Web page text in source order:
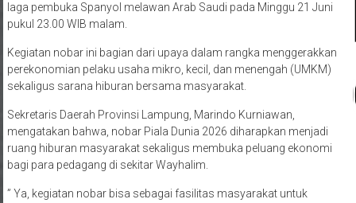
laga pembuka Spanyol melawan Arab Saudi pada Minggu 21 Juni
pukul 23.00 WIB malam.
Kegiatan nobar ini bagian dari upaya dalam rangka menggerakkan
perekonomian pelaku usaha mikro, kecil, dan menengah (UMKM)
sekaligus sarana hiburan bersama masyarakat.
Sekretaris Daerah Provinsi Lampung, Marindo Kurniawan,
mengatakan bahwa, nobar Piala Dunia 2026 diharapkan menjadi
ruang hiburan masyarakat sekaligus membuka peluang ekonomi
bagi para pedagang di sekitar Wayhalim.
” Ya, kegiatan nobar bisa sebagai fasilitas masyarakat untuk